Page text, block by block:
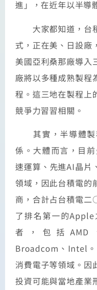
進」，在近年以半導
大家都知道，台
式，正在美、日設廠
美國亞利桑那廠導入
廠將以多種成熟製程
程。這三地在製程上
競爭力習習相關。
其實，半導體製
係。大體而言，目
速運算、先進AI晶片
領域，因此台積電的
商，合計占台積電
了排名第一的
者，包括AMD
Broadcom、Intel。
消費電子等領域。因
投資可能與當地產業